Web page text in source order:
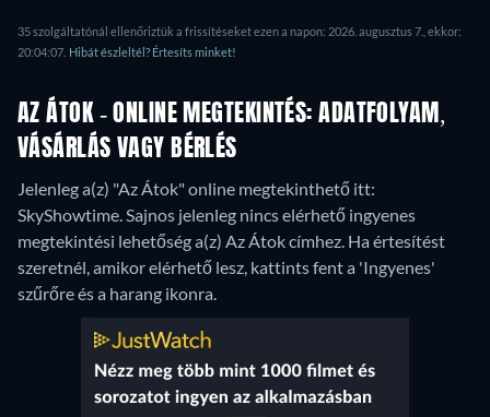
35 szolgáltatónál ellenőriztük a frissítéseket ezen a napon: 2026. augusztus 7., ekkor:
20:04:07. Hibát észleltél? Értesíts minket!
AZ ÁTOK - ONLINE MEGTEKINTÉS: ADATFOLYAM,
VÁSÁRLÁS VAGY BÉRLÉS
Jelenleg a(z) "Az Átok" online megtekinthető itt:
SkyShowtime. Sajnos jelenleg nincs elérhető ingyenes
megtekintési lehetőség a(z) Az Átok címhez. Ha értesítést
szeretnél, amikor elérhető lesz, kattints fent a 'Ingyenes'
szűrőre és a harang ikonra.